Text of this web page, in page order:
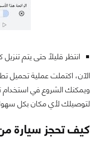
انتظر قليلًا حتى يتم
الآن، اكتملت عملية تحميل
ويمكنك الشروع في استخدام
لتوصيلك لأي مكان بكل
كيف تحجز سيارة